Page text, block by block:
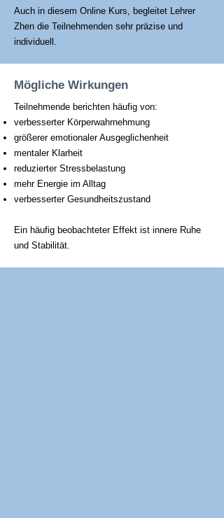
Auch in diesem Online Kurs, begleitet Lehrer
Zhen die Teilnehmenden sehr präzise und
individuell.
Mögliche Wirkungen
Teilnehmende berichten häufig von:
verbesserter Körperwahrnehmung
größerer emotionaler Ausgeglichenheit
mentaler Klarheit
reduzierter Stressbelastung
mehr Energie im Alltag
verbesserter Gesundheitszustand
Ein häufig beobachteter Effekt ist innere Ruhe
und Stabilität.